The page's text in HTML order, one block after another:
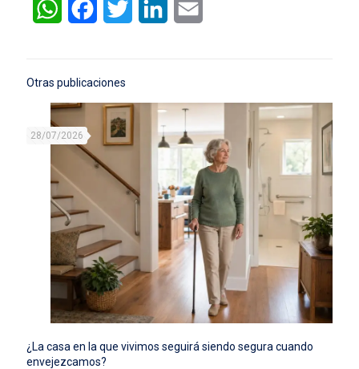
WhatsAppFacebookTwitter LinkedIn
Otras publicaciones
28/07/2026
¿La casa en la que vivimos seguirá siendo segura cuando
envejezcamos?